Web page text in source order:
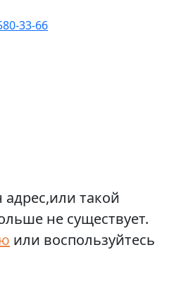
33-66
такой
не существует.
или воспользуйтесь